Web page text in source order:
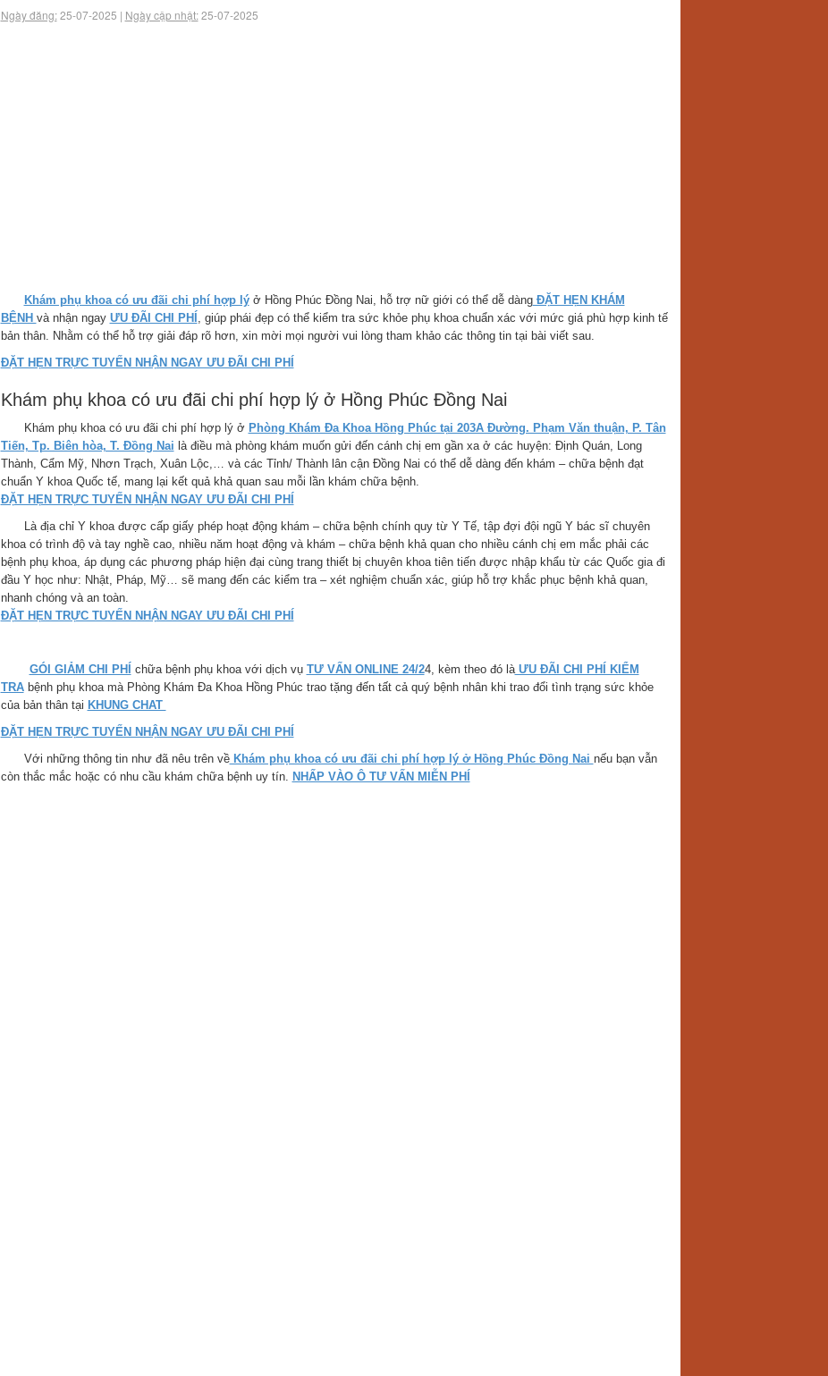
Ngày đăng:25-07-2025 | Ngày cập nhật:25-07-2025
Khám phụ khoa có ưu đãi chi phí hợp lýở Hồng Phúc Đồng Nai, hỗ trợ nữ giới có thể dễ dàngĐẶT HẸN KHÁM
BỆNH và nhận ngay ƯU ĐÃI CHI PHÍ , giúp phái đẹp có thể kiểm tra sức khỏe phụ khoa chuẩn xác với mức giá phù hợp kinh tế
bản thân. Nhằm có thể hỗ trợ giải đáp rõ hơn, xin mời mọi người vui lòng tham khảo các thông tin tại bài viết sau.
ĐẶT HẸN TRỰC TUYẾN NHẬN NGAY ƯU ĐÃI CHI PHÍ
Khám phụ khoa có ưu đãi chi phí hợp lý ở Hồng Phúc Đồng Nai
Khám phụ khoa có ưu đãi chi phí hợp lý ở Phòng Khám Đa Khoa Hồng Phúc tại 203A Đường. Phạm Văn thuận, P. Tân
Tiến, Tp. Biên hòa, T. Đồng Nai là điều mà phòng khám muốn gửi đến cánh chị em gần xa ở các huyện: Định Quán, Long
Thành, Cẩm Mỹ, Nhơn Trạch, Xuân Lộc,… và các Tỉnh/ Thành lân cận Đồng Nai có thể dễ dàng đến khám – chữa bệnh đạt
chuẩn Y khoa Quốc tế, mang lại kết quả khả quan sau mỗi lần khám chữa bệnh.
ĐẶT HẸN TRỰC TUYẾN NHẬN NGAY ƯU ĐÃI CHI PHÍ
Là địa chỉ Y khoa được cấp giấy phép hoạt động khám – chữa bệnh chính quy từ Y Tế, tập đợi đội ngũ Y bác sĩ chuyên
khoa có trình độ và tay nghề cao, nhiều năm hoạt động và khám – chữa bệnh khả quan cho nhiều cánh chị em mắc phải các
bệnh phụ khoa, áp dụng các phương pháp hiện đại cùng trang thiết bị chuyên khoa tiên tiến được nhập khẩu từ các Quốc gia đi
đầu Y học như: Nhật, Pháp, Mỹ… sẽ mang đến các kiểm tra – xét nghiệm chuẩn xác, giúp hỗ trợ khắc phục bệnh khả quan,
nhanh chóng và an toàn.
ĐẶT HẸN TRỰC TUYẾN NHẬN NGAY ƯU ĐÃI CHI PHÍ
GÓI GIẢM CHI PHÍ chữa bệnh phụ khoa với dịch vụ TƯ VẤN ONLINE 24/24, kèm theo đó làƯU ĐÃI CHI PHÍ KIỂM
TRAbệnh phụ khoa mà Phòng Khám Đa Khoa Hồng Phúc trao tặng đến tất cả quý bệnh nhân khi trao đổi tình trạng sức khỏe
của bản thân tại KHUNG CHAT
ĐẶT HẸN TRỰC TUYẾN NHẬN NGAY ƯU ĐÃI CHI PHÍ
Với những thông tin như đã nêu trên vềKhám phụ khoa có ưu đãi chi phí hợp lý ở Hồng Phúc Đồng Nai nếu bạn vẫn
còn thắc mắc hoặc có nhu cầu khám chữa bệnh uy tín. NHẤP VÀO Ô TƯ VẤN MIỄN PHÍ